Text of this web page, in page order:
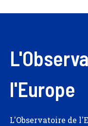
l'Europe
L'Observatoire de